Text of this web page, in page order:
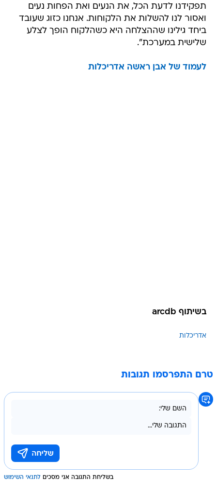
תפקידנו לדעת הכל, את הנעים ואת הפחות נעים
ואסור לנו להשלות את הלקוחות. אנחנו כזוג שעובד
ביחד גילינו שההצלחה היא כשהלקוח הופך לצלע
שלישית במערכת".
לעמוד של אבן ראשה אדריכלות
בשיתוף arcdb
אדריכלות
טרם התפרסמו תגובות
בשליחת התגובה אני מסכים לתנאי השימוש